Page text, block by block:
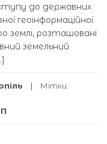
до державних
геоінформаційної
землі, розташовані
земельний
Мітки: